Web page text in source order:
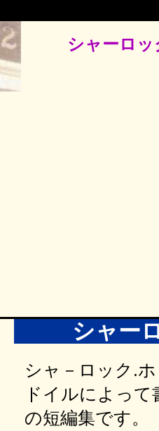
シャーロ
シャー
シャ－ロック.
ドイルによって
の短編集です。